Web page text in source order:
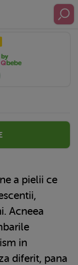
Acneea
in
diferit, pana